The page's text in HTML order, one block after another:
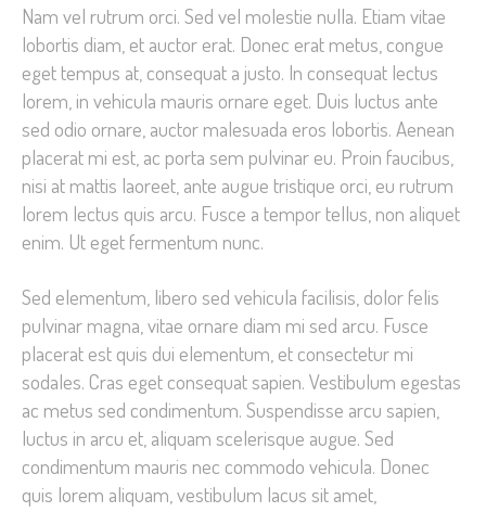
Nam vel rutrum orci. Sed vel molestie nulla. Etiam vitae
lobortis diam, et auctor erat. Donec erat metus, congue
eget tempus at, consequat a justo. In consequat lectus
lorem, in vehicula mauris ornare eget. Duis luctus ante
sed odio ornare, auctor malesuada eros lobortis. Aenean
placerat mi est, ac porta sem pulvinar eu. Proin faucibus,
nisi at mattis laoreet, ante augue tristique orci, eu rutrum
lorem lectus quis arcu. Fusce a tempor tellus, non aliquet
enim. Ut eget fermentum nunc.
Sed elementum, libero sed vehicula facilisis, dolor felis
pulvinar magna, vitae ornare diam mi sed arcu. Fusce
placerat est quis dui elementum, et consectetur mi
sodales. Cras eget consequat sapien. Vestibulum egestas
ac metus sed condimentum. Suspendisse arcu sapien,
luctus in arcu et, aliquam scelerisque augue. Sed
condimentum mauris nec commodo vehicula. Donec
quis lorem aliquam, vestibulum lacus sit amet,